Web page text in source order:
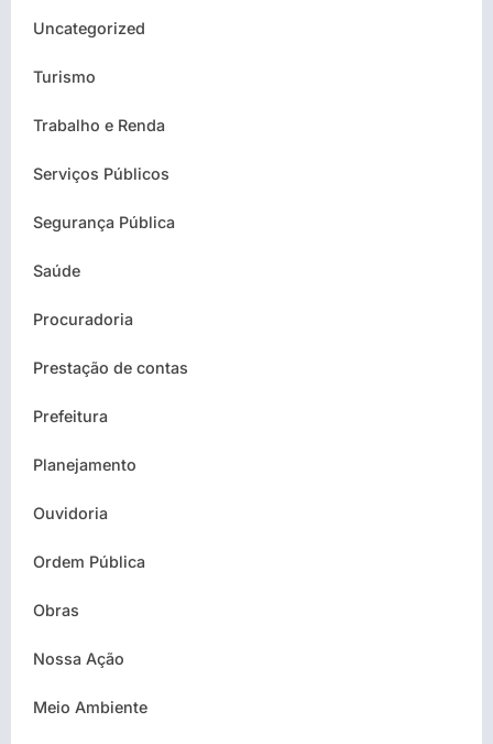
Uncategorized
Turismo
Trabalho e Renda
Serviços Públicos
Segurança Pública
Saúde
Procuradoria
Prestação de contas
Prefeitura
Planejamento
Ouvidoria
Ordem Pública
Obras
Nossa Ação
Meio Ambiente